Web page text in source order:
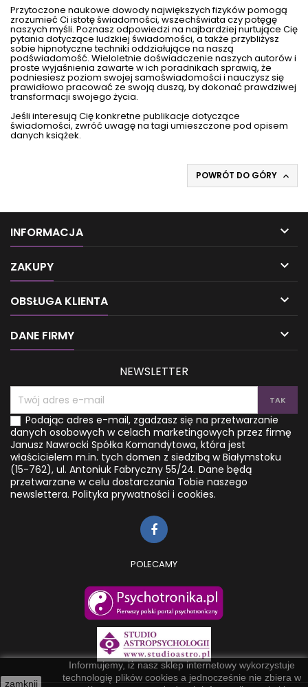
Przytoczone naukowe dowody największych fizyków pomogą
zrozumieć Ci istotę świadomości, wszechświata czy potęgę
naszych myśli. Poznasz odpowiedzi na najbardziej nurtujące Cię
pytania dotyczące ludzkiej świadomości, a także przybliżysz
sobie hipnotyczne techniki oddziałujące na naszą
podświadomość. Wieloletnie doświadczenie naszych autorów i
proste wyjaśnienia zawarte w ich poradnikach sprawią, że
podniesiesz poziom swojej samoświadomości i nauczysz się
prawidłowo pracować ze swoją duszą, by dokonać prawdziwej
transformacji swojego życia.
Jeśli interesują Cię konkretne publikacje dotyczące
świadomości, zwróć uwagę na tagi umieszczone pod opisem
danych książek.
POWRÓT DO GÓRY 
INFORMACJA 
ZAKUPY 
OBSŁUGA KLIENTA 
DANE FIRMY 
zamknij
Informujemy, iż nasz sklep internetowy wykorzystuje
technologię plików cookies a jednocześnie nie zbiera w
NEWSLETTER
Podając adres e-mail, zgadzasz się na przetwarzanie
danych osobowych w celach marketingowych przez firmę
Janusz Nawrocki Spółka Komandytowa, która jest
właścicielem m.in. tych domen z siedzibą w Białymstoku
(15-762), ul. Antoniuk Fabryczny 55/24. Dane będą
przetwarzane w celu dostarczania Tobie naszego
newslettera. Polityka prywatności i cookies.
POLECAMY